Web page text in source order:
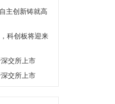
主创新铸就高
科创板将迎来
交所上市
交所上市